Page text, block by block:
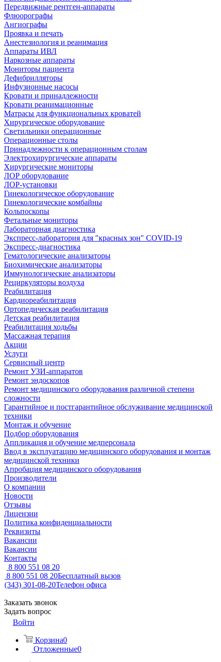
Передвижные рентген-аппараты
Флюорографы
Ангиографы
Проявка и печать
Анестезиология и реанимация
Аппараты ИВЛ
Наркозные аппараты
Мониторы пациента
Дефибрилляторы
Инфузионные насосы
Кровати и принадлежности
Кровати реанимационные
Матрасы для функциональных кроватей
Хирургическое оборудование
Светильники операционные
Операционные столы
Принадлежности к операционным столам
Электрохирургические аппараты
Хирургические мониторы
ЛОР оборудование
ЛОР-установки
Гинекологическое оборудование
Гинекологические комбайны
Кольпоскопы
Фетальные мониторы
Лабораторная диагностика
Экспресс-лаборатория для "красных зон" COVID-19
Экспресс-диагностика
Гематологические анализаторы
Биохимические анализаторы
Иммунологические анализаторы
Рециркуляторы воздуха
Реабилитация
Кардиореабилитация
Ортопедическая реабилитация
Детская реабилитация
Реабилитация ходьбы
Массажная терапия
Акции
Услуги
Сервисный центр
Ремонт УЗИ-аппаратов
Ремонт эндоскопов
Ремонт медицинского оборудования различной степени
сложности
Гарантийное и постгарантийное обслуживание медицинской
техники
Монтаж и обучение
Подбор оборудования
Аппликация и обучение медперсонала
Ввод в эксплуатацию медицинского оборудования и монтаж
медицинской техники
Апробация медицинского оборудования
Производители
О компании
Новости
Отзывы
Лицензии
Политика конфиденциальности
Реквизиты
Вакансии
Вакансии
Контакты
8 800 551 08 20
8 800 551 08 20Бесплатный вызов
(343) 301-08-20Телефон офиса
Заказать звонок
Задать вопрос
Войти
Корзина0
Отложенные0